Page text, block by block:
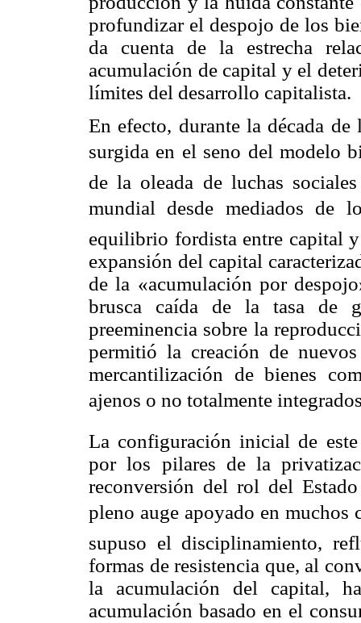
profundizar el despojo de los
da cuenta de la estrecha
acumulación de capital y el
límites del desarrollo capitalista.
En efecto, durante la década
surgida en el seno del modelo
de la oleada de luchas
mundial desde mediados de
equilibrio fordista entre capital
expansión del capital
de la «acumulación por
brusca caída de la tasa de
preeminencia sobre la
permitió la creación de
mercantilización de bienes
ajenos o no totalmente
La configuración inicial de
por los pilares de la
reconversión del rol del
pleno auge apoyado en
supuso el disciplinamiento,
formas de resistencia que, al
la acumulación del capital,
acumulación basado en el